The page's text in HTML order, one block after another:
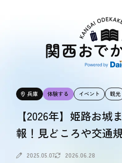
エリアで探す
エリアで探す
食べる
食べる
兵庫 体験する イベント 観光
【2026年】姫路お城
報！見どころや交通
2025.05.07 2026.06.28